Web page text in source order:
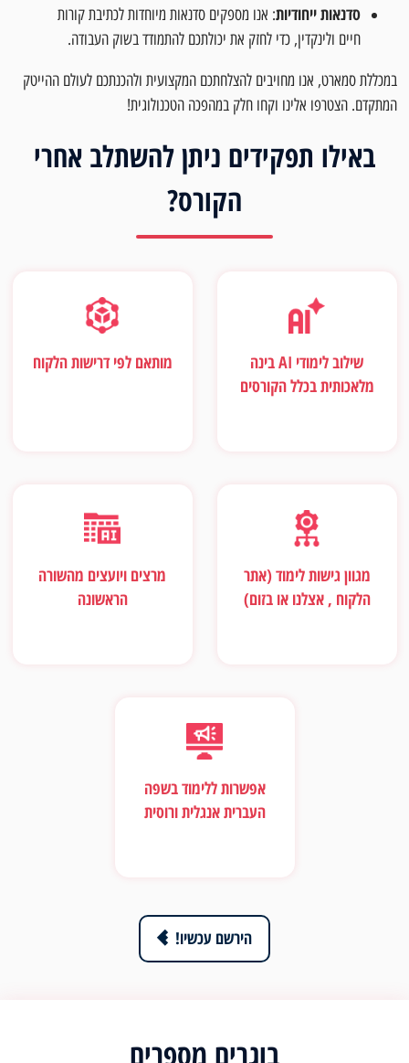
סדנאות ייחודיות: אנו מספקים סדנאות מיוחדות לכתיבת קורות
חיים ולינקדין, כדי לחזק את יכולתכם להתמודד בשוק העבודה.
במכללת סמארט, אנו מחויבים להצלחתכם המקצועית ולהכנתכם לעולם ההייטק
המתקדם. הצטרפו אלינו וקחו חלק במהפכה הטכנולוגית!
באילו תפקידים ניתן להשתלב אחרי
הקורס?
שילוב לימודי AI בינה
מלאכותית בכלל הקורסים
מותאם לפי דרישות הלקוח
מגוון גישות לימוד (אתר
הלקוח , אצלנו או בזום)
מרצים ויועצים מהשורה
הראשונה
אפשרות ללימוד בשפה
העברית אנגלית ורוסית
הירשם עכשיו!
בוגרים מספרים